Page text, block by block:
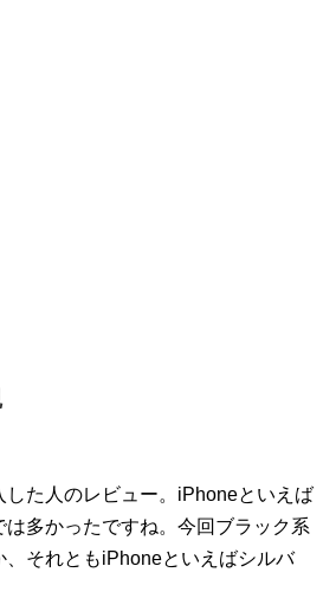
した人のレビュー。iPhoneといえば
は多かったですね。今回ブラック系
、それともiPhoneといえばシルバ